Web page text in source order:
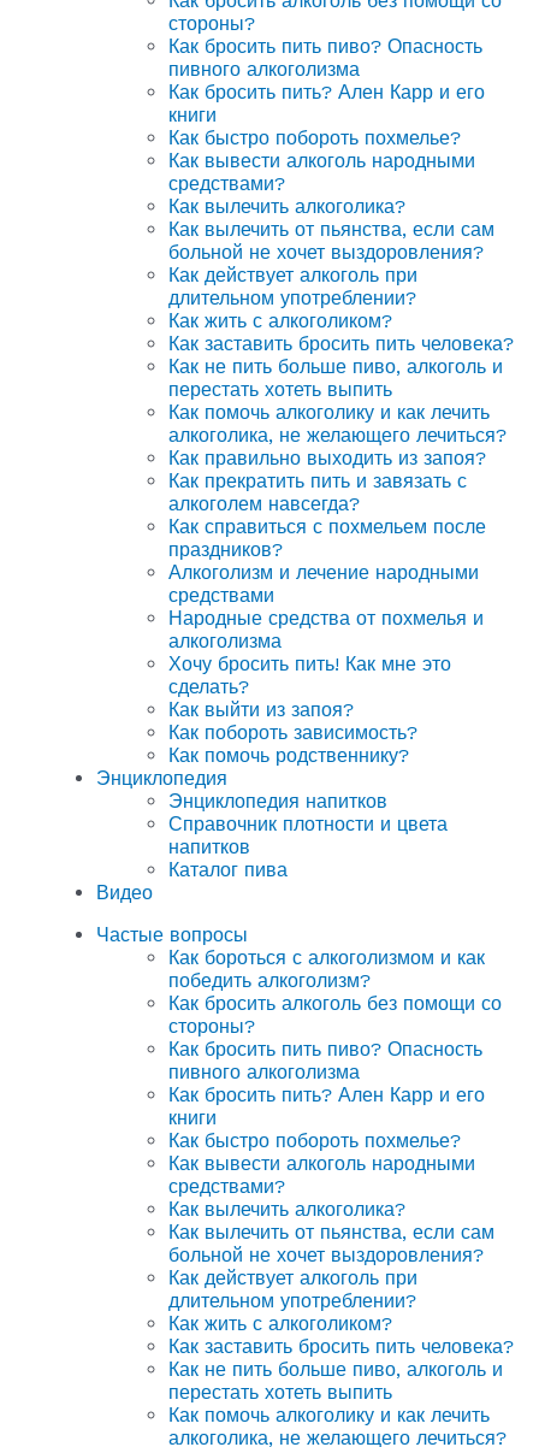
стороны?
Как бросить пить пиво? Опасность
пивного алкоголизма
Как бросить пить? Ален Карр и его
книги
Как быстро побороть похмелье?
Как вывести алкоголь народными
средствами?
Как вылечить алкоголика?
Как вылечить от пьянства, если сам
больной не хочет выздоровления?
Как действует алкоголь при
длительном употреблении?
Как жить с алкоголиком?
Как заставить бросить пить человека?
Как не пить больше пиво, алкоголь и
перестать хотеть выпить
Как помочь алкоголику и как лечить
алкоголика, не желающего лечиться?
Как правильно выходить из запоя?
Как прекратить пить и завязать с
алкоголем навсегда?
Как справиться с похмельем после
праздников?
Алкоголизм и лечение народными
средствами
Народные средства от похмелья и
алкоголизма
Хочу бросить пить! Как мне это
сделать?
Как выйти из запоя?
Как побороть зависимость?
Как помочь родственнику?
Энциклопедия
Энциклопедия напитков
Справочник плотности и цвета
напитков
Каталог пива
Видео
Частые вопросы
Как бороться с алкоголизмом и как
победить алкоголизм?
Как бросить алкоголь без помощи со
стороны?
Как бросить пить пиво? Опасность
пивного алкоголизма
Как бросить пить? Ален Карр и его
книги
Как быстро побороть похмелье?
Как вывести алкоголь народными
средствами?
Как вылечить алкоголика?
Как вылечить от пьянства, если сам
больной не хочет выздоровления?
Как действует алкоголь при
длительном употреблении?
Как жить с алкоголиком?
Как заставить бросить пить человека?
Как не пить больше пиво, алкоголь и
перестать хотеть выпить
Как помочь алкоголику и как лечить
алкоголика, не желающего лечиться?